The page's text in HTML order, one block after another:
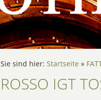
Sie sind hier: Startseite »
ROSSO IGT